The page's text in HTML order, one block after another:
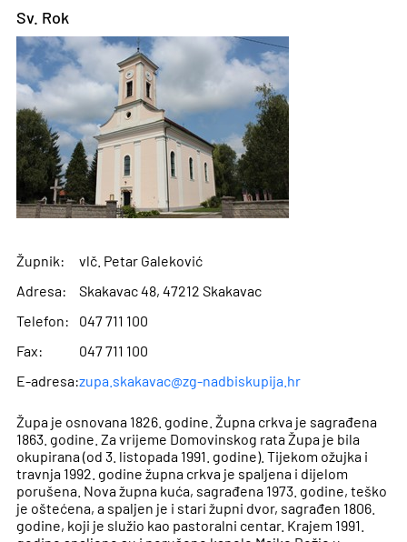
Sv. Rok
Župnik:
vlč. Petar Galeković
Adresa:
Skakavac 48, 47212 Skakavac
Telefon:
047 711 100
Fax:
047 711 100
E-adresa:zupa.skakavac@zg-nadbiskupija.hr
Župa je osnovana 1826. godine. Župna crkva je sagrađena
1863. godine. Za vrijeme Domovinskog rata Župa je bila
okupirana (od 3. listopada 1991. godine). Tijekom ožujka i
travnja 1992. godine župna crkva je spaljena i dijelom
porušena. Nova župna kuća, sagrađena 1973. godine, teško
je oštećena, a spaljen je i stari župni dvor, sagrađen 1806.
godine, koji je služio kao pastoralni centar. Krajem 1991.